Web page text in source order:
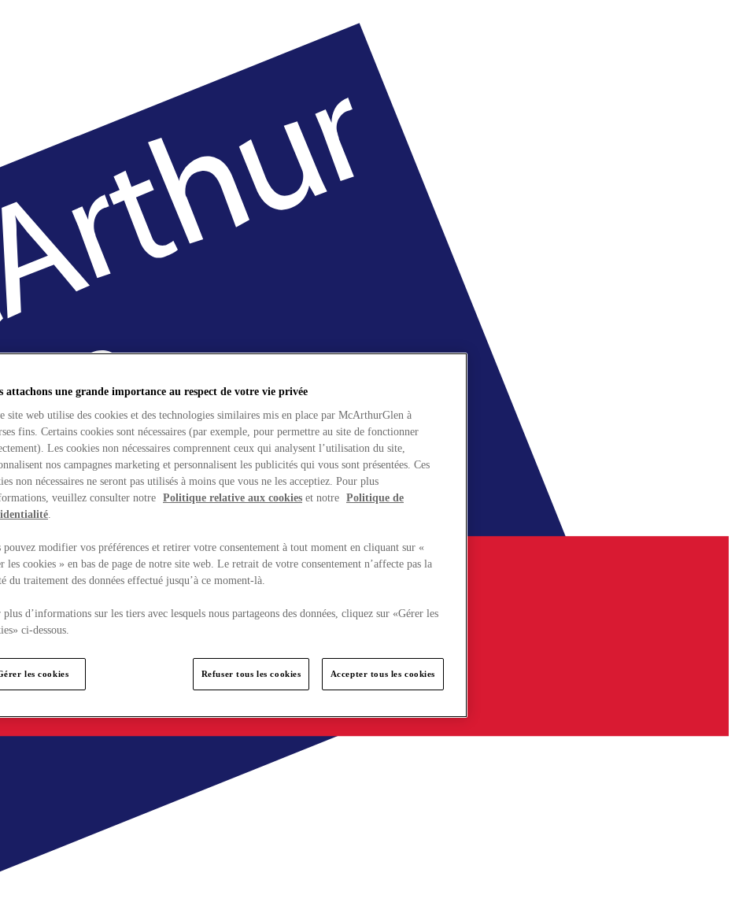
attachons une grande importance au respect de votre vie privée
site web utilise des cookies et des technologies similaires mis en place par McArthurGlen à
fins. Certains cookies sont nécessaires (par exemple, pour permettre au site de fonctionner
Les cookies non nécessaires comprennent ceux qui analysent l’utilisation du site,
nos campagnes marketing et personnalisent les publicités qui vous sont présentées. Ces
non nécessaires ne seront pas utilisés à moins que vous ne les acceptiez. Pour plus
veuillez consulter notre Politique relative aux cookies et notre Politique de
.
pouvez modifier vos préférences et retirer votre consentement à tout moment en cliquant sur «
les cookies » en bas de page de notre site web. Le retrait de votre consentement n’affecte pas la
du traitement des données effectué jusqu’à ce moment-là.
plus d’informations sur les tiers avec lesquels nous partageons des données, cliquez sur «Gérer les
ci-dessous.
les cookies Refuser tous les cookies Accepter tous les cookies